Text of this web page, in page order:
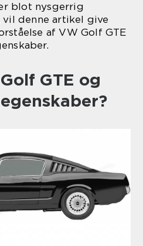
blot nysgerrig
denne artikel give
af VW Golf GTE
GTE og